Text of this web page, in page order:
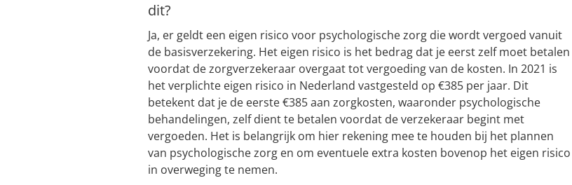
dit?
Ja, er geldt een eigen risico voor psychologische zorg die wordt vergoed vanuit
de basisverzekering. Het eigen risico is het bedrag dat je eerst zelf moet betalen
voordat de zorgverzekeraar overgaat tot vergoeding van de kosten. In 2021 is
het verplichte eigen risico in Nederland vastgesteld op €385 per jaar. Dit
betekent dat je de eerste €385 aan zorgkosten, waaronder psychologische
behandelingen, zelf dient te betalen voordat de verzekeraar begint met
vergoeden. Het is belangrijk om hier rekening mee te houden bij het plannen
van psychologische zorg en om eventuele extra kosten bovenop het eigen risico
in overweging te nemen.